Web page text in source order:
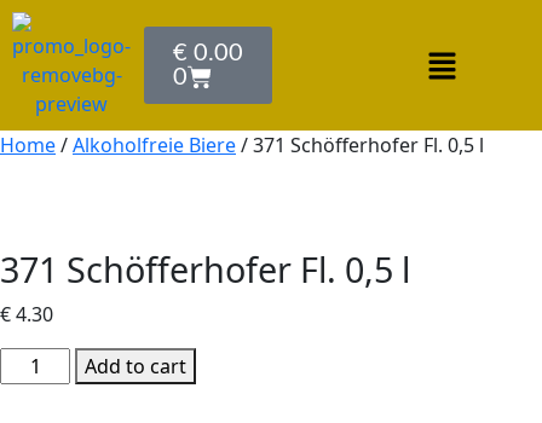
€ 0.00
0
Home/Alkoholfreie Biere/ 371 Schöfferhofer Fl. 0,5 l
371 Schöfferhofer Fl. 0,5 l
€4.30
Add to cart